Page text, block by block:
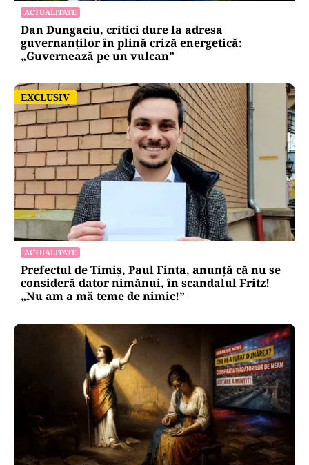
ACTUALITATE
Dan Dungaciu, critici dure la adresa
guvernanților în plină criză energetică:
„Guvernează pe un vulcan”
EXCLUSIV
EXCLUSIV
ACTUALITATE
Prefectul de Timiș, Paul Finta, anunță că nu se
consideră dator nimănui, în scandalul Fritz!
„Nu am a mă teme de nimic!”